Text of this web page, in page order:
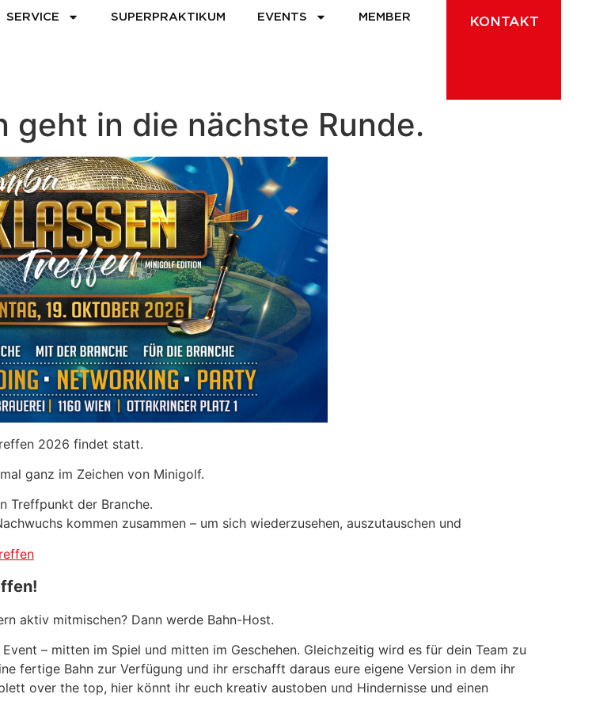
SERVICE SUPERPRAKTIKUM EVENTS MEMBER KONTAKT
geht in die nächste Runde.
2026 findet statt.
ganz im Zeichen von Minigolf.
Treffpunkt der Branche.
kommen zusammen – um sich wiederzusehen, auszutauschen und
aktiv mitmischen? Dann werde Bahn-Host.
– mitten im Spiel und mitten im Geschehen. Gleichzeitig wird es für dein Team zu
fertige Bahn zur Verfügung und ihr erschafft daraus eure eigene Version in dem ihr
over the top, hier könnt ihr euch kreativ austoben und Hindernisse und einen